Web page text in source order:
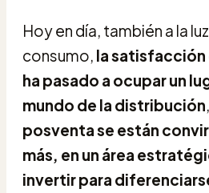
Hoy en día, también a la
consumo, la
ha pasado a ocupar un
mundo de la distribución,
posventa se están
más, en un área
invertir para